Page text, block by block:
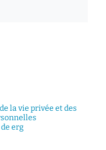
la vie privée et des
erg